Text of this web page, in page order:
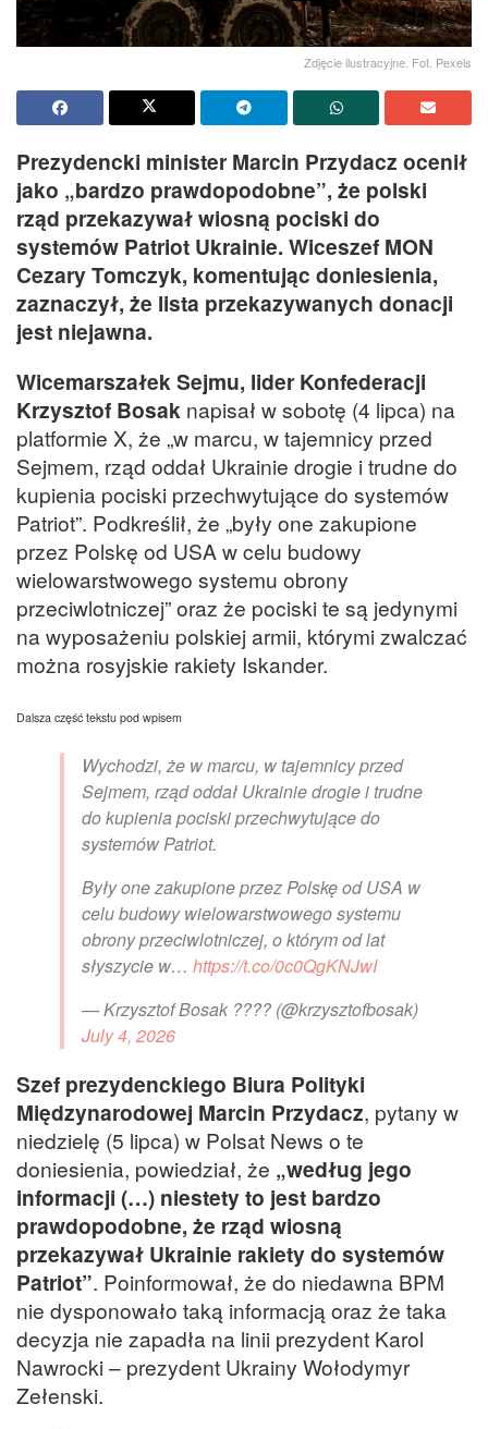
Zdjęcie ilustracyjne. Fot. Pexels
Prezydencki minister Marcin Przydacz ocenił
jako „bardzo prawdopodobne”, że polski
rząd przekazywał wiosną pociski do
systemów Patriot Ukrainie. Wiceszef MON
Cezary Tomczyk, komentując doniesienia,
zaznaczył, że lista przekazywanych donacji
jest niejawna.
Wicemarszałek Sejmu, lider Konfederacji
Krzysztof Bosak napisał w sobotę (4 lipca) na
platformie X, że „w marcu, w tajemnicy przed
Sejmem, rząd oddał Ukrainie drogie i trudne do
kupienia pociski przechwytujące do systemów
Patriot”. Podkreślił, że „były one zakupione
przez Polskę od USA w celu budowy
wielowarstwowego systemu obrony
przeciwlotniczej” oraz że pociski te są jedynymi
na wyposażeniu polskiej armii, którymi zwalczać
można rosyjskie rakiety Iskander.
Dalsza część tekstu pod wpisem
Wychodzi, że w marcu, w tajemnicy przed
Sejmem, rząd oddał Ukrainie drogie i trudne
do kupienia pociski przechwytujące do
systemów Patriot.
Były one zakupione przez Polskę od USA w
celu budowy wielowarstwowego systemu
obrony przeciwlotniczej, o którym od lat
słyszycie w… https://t.co/0c0QgKNJwI
— Krzysztof Bosak ???? (@krzysztofbosak)
July 4, 2026
Szef prezydenckiego Biura Polityki
Międzynarodowej Marcin Przydacz, pytany w
niedzielę (5 lipca) w Polsat News o te
doniesienia, powiedział, że „według jego
informacji (…) niestety to jest bardzo
prawdopodobne, że rząd wiosną
przekazywał Ukrainie rakiety do systemów
Patriot”. Poinformował, że do niedawna BPM
nie dysponowało taką informacją oraz że taka
decyzja nie zapadła na linii prezydent Karol
Nawrocki – prezydent Ukrainy Wołodymyr
Zełenski.